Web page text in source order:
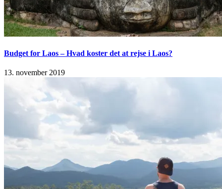
Budget for Laos – Hvad koster det at rejse i Laos?
13. november 2019